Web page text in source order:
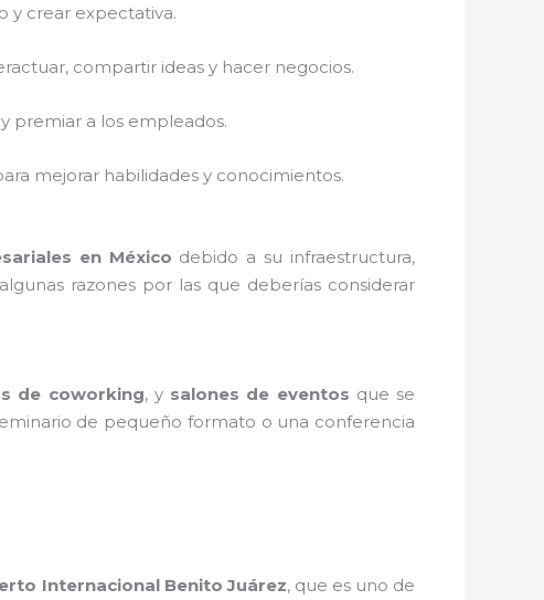
y crear expectativa.
compartir ideas y hacer negocios.
premiar a los empleados.
mejorar habilidades y conocimientos.
en México debido a su infraestructura,
razones por las que deberías considerar
de coworking, y salones de eventos que se
de pequeño formato o una conferencia
Internacional Benito Juárez, que es uno de